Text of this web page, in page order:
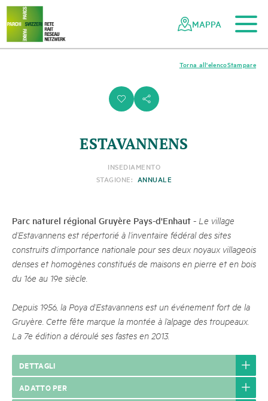
Navigazione
nella
rete
dei
Navigazione
rapida
Al contenuto principale
Alla navigazione mobile
Alla ricerca
Al piè di pagina
Alla mappa del sito
MAPPA
i s
Stampare
Torna all'elenco
ESTAVANNENS
INSEDIAMENTO
STAGIONE: ANNUALE
Parc naturel régional Gruyère Pays-d'Enhaut - Le village
d’Estavannens est répertorié à l’inventaire fédéral des sites
construits d’importance nationale pour ses deux noyaux villageois
denses et homogènes constitués de maisons en pierre et en bois
du 16e au 19e siècle.
Depuis 1956, la Poya d’Estavannens est un événement fort de la
Gruyère. Cette fête marque la montée à l’alpage des troupeaux.
La 7e édition a déroulé ses fastes en 2013.
DETTAGLI
ADATTO PER